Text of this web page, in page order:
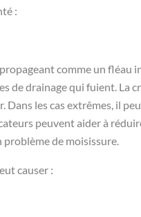
:
comme un fléau
de drainage qui fuient. La
les cas extrêmes, il
peuvent aider à
problème de moisissure.
causer :